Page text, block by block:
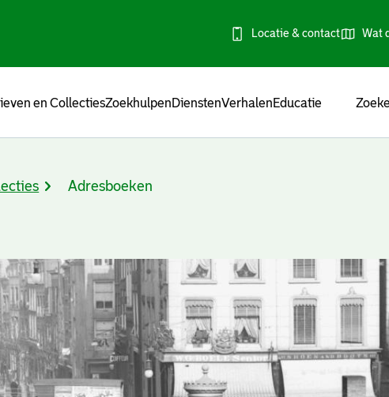
Locatie & contact Wat
en CollectiesZoekhulpenDienstenVerhalenEducatie
Adresboeken